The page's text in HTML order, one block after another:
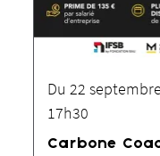
Du 22
17h30
Carbone